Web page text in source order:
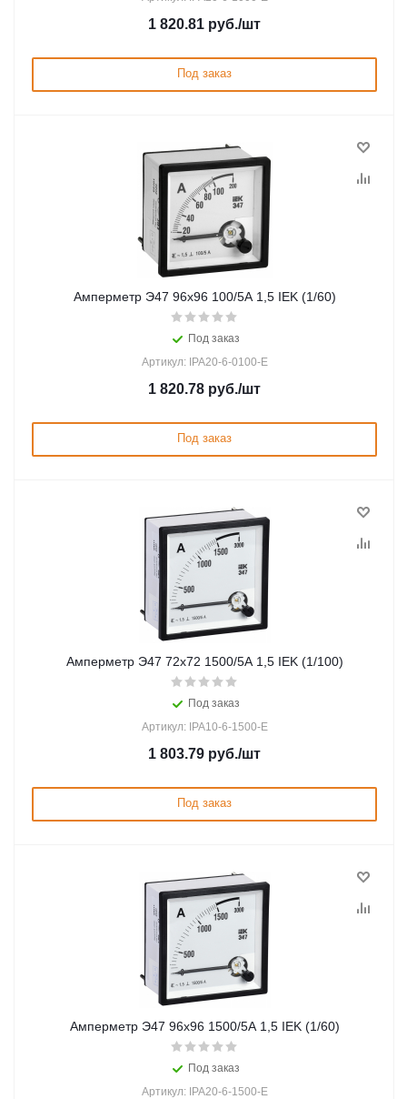
1 820.81 руб./шт
Под заказ
Амперметр Э47 96х96 100/5А 1,5 IEK (1/60)
Под заказ
Артикул: IPA20-6-0100-E
1 820.78 руб./шт
Под заказ
Амперметр Э47 72х72 1500/5А 1,5 IEK (1/100)
Под заказ
Артикул: IPA10-6-1500-E
1 803.79 руб./шт
Под заказ
Амперметр Э47 96х96 1500/5А 1,5 IEK (1/60)
Под заказ
Артикул: IPA20-6-1500-E